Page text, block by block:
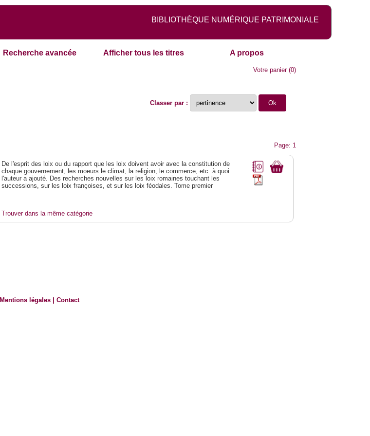
BIBLIOTHÈQUE NUMÉRIQUE PATRIMONIALE
Recherche avancée Afficher tous les titres A propos
Votre panier(0)
Classer par :
Page: 1
De l'esprit des loix ou du rapport que les loix doivent avoir avec la constitution de
chaque gouvernement, les moeurs le climat, la religion, le commerce, etc. à quoi
l'auteur a ajouté. Des recherches nouvelles sur les loix romaines touchant les
successions, sur les loix françoises, et sur les loix féodales. Tome premier
Trouver dans la même catégorie
Mentions légales |Contact